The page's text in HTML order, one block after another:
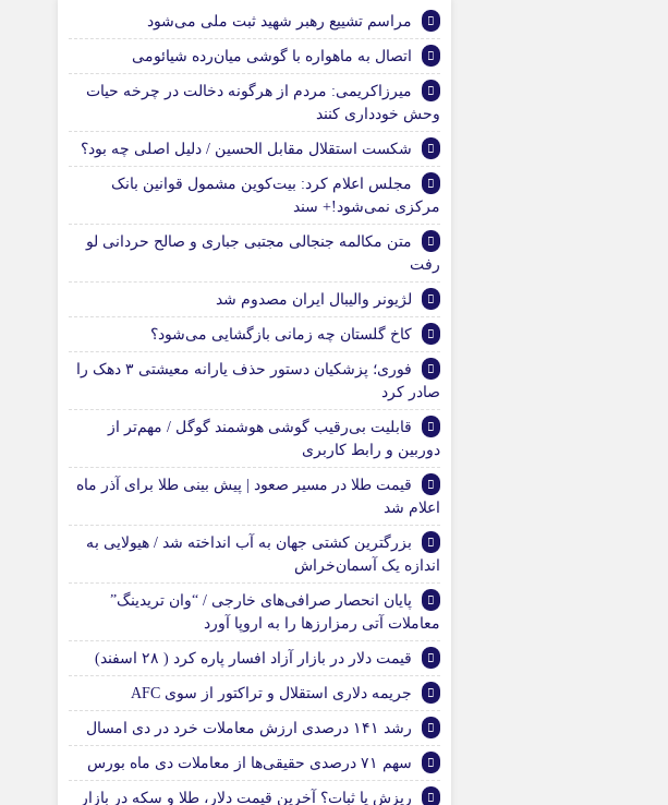
مراسم تشییع رهبر شهید ثبت ملی می‌شود
اتصال به ماهواره با گوشی‌ میان‌رده شیائومی
میرزاکریمی: مردم از هرگونه دخالت در چرخه حیات
وحش خودداری کنند
شکست استقلال مقابل الحسین / دلیل اصلی چه بود؟
مجلس اعلام کرد: بیت‌کوین مشمول قوانین بانک
مرکزی نمی‌شود!+ سند
متن مکالمه جنجالی مجتبی جباری و صالح حردانی لو
رفت
لژیونر والیبال ایران مصدوم شد
کاخ گلستان چه زمانی بازگشایی می‌شود؟
فوری؛ پزشکیان دستور حذف یارانه معیشتی ۳ دهک را
صادر کرد
قابلیت بی‌رقیب گوشی هوشمند گوگل / مهم‌تر از
دوربین و رابط کاربری
قیمت طلا در مسیر صعود | پیش بینی طلا برای آذر ماه
اعلام شد
بزرگترین کشتی جهان به آب انداخته شد / هیولایی به
اندازه یک آسمان‌خراش
پایان انحصار صرافی‌های خارجی / “وان تریدینگ”
معاملات آتی رمزارزها را به اروپا آورد
قیمت دلار در بازار آزاد افسار پاره کرد ( ۲۸ اسفند)
جریمه دلاری استقلال و تراکتور از سوی AFC
رشد ۱۴۱ درصدی ارزش معاملات خرد در دی امسال
سهم ۷۱ درصدی حقیقی‌ها از معاملات دی ماه بورس
ریزش یا ثبات؟ آخرین قیمت دلار، طلا و سکه در بازار